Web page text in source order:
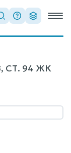
СТ. 94 ЖК